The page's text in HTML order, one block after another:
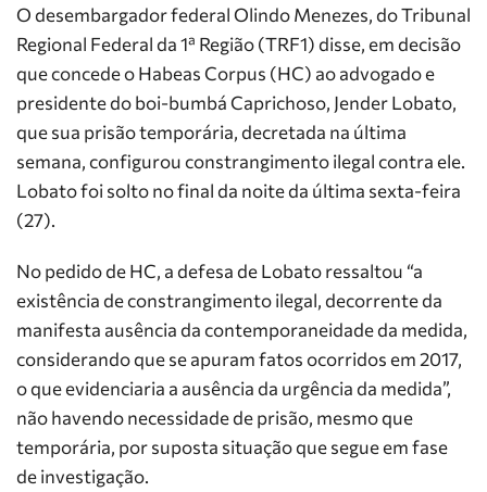
O desembargador federal Olindo Menezes, do Tribunal
Regional Federal da 1ª Região (TRF1) disse, em decisão
que concede o Habeas Corpus (HC) ao advogado e
presidente do boi-bumbá Caprichoso, Jender Lobato,
que sua prisão temporária, decretada na última
semana, configurou constrangimento ilegal contra ele.
Lobato foi solto no final da noite da última sexta-feira
(27).
No pedido de HC, a defesa de Lobato ressaltou “a
existência de constrangimento ilegal, decorrente da
manifesta ausência da contemporaneidade da medida,
considerando que se apuram fatos ocorridos em 2017,
o que evidenciaria a ausência da urgência da medida”,
não havendo necessidade de prisão, mesmo que
temporária, por suposta situação que segue em fase
de investigação.